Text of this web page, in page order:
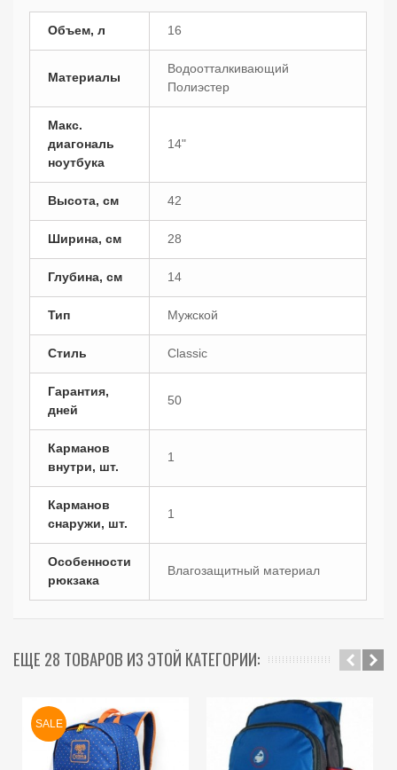
Объем, л 16
Материалы
Водоотталкивающий
Полиэстер
Макс.
диагональ
ноутбука
14"
Высота, см 42
Ширина, см 28
Глубина, см 14
Тип Мужской
Стиль Classic
Гарантия,
дней
50
Карманов
внутри, шт.
1
Карманов
снаружи, шт.
1
Особенности
рюкзака
Влагозащитный материал
ЕЩЕ 28 ТОВАРОВ ИЗ ЭТОЙ КАТЕГОРИИ:
SALE